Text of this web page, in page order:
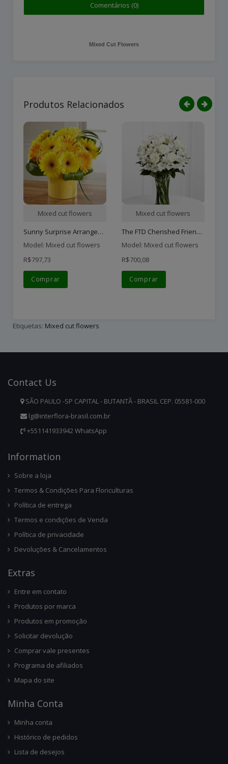
Comentários (0)
Mixed Cut Flowers
Produtos Relacionados
Mixed cut flowers
Sunny Surprise Arrangemen..
Model: Mixed cut flowers
R$797,73
Comprar
Mixed cut flowers
The FTD Cherished Friend ..
Model: Mixed cut flowers
R$700,08
Comprar
Etiquetas: Mixed cut flowers
Contact Us
SÃO PAULO -SP CAPITAL - BUTANTÃ - BRASIL CEP. 05581-000
lg@interflora-brasil.com.br
+551141933942 WhatsApp
InforMation
Sobre a loja
Termos & Condições Para Floriculturas
Política de entrega
Termos e condições de Venda
Política de privacidade
Devoluções & Cancelamentos
ExtRas
Entre em contato
Produtos por marca
Produtos em promoção
Solicitar devolução
Comprar vale presentes
Programa de afiliados
Mapa do site
Minha Conta
Minha conta
Histórico de pedidos
Lista de desejos